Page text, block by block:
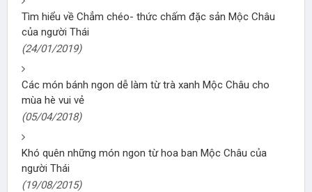
Tìm hiểu về Chẳm chéo- thức chấm đặc sản Mộc Châu
của người Thái
(24/01/2019)
Các món bánh ngon dễ làm từ trà xanh Mộc Châu cho
mùa hè vui vẻ
(05/04/2018)
Khó quên những món ngon từ hoa ban Mộc Châu của
người Thái
(19/08/2015)